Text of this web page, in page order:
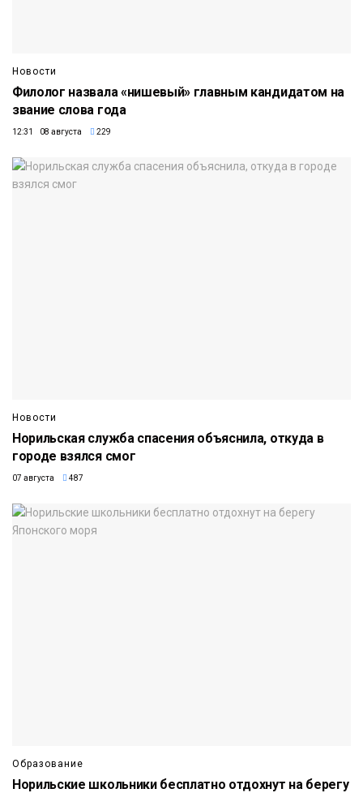
Новости
Филолог назвала «нишевый» главным кандидатом на
звание слова года
12:31 08 августа 229
Новости
Норильская служба спасения объяснила, откуда в
городе взялся смог
07 августа 487
Образование
Норильские школьники бесплатно отдохнут на берегу